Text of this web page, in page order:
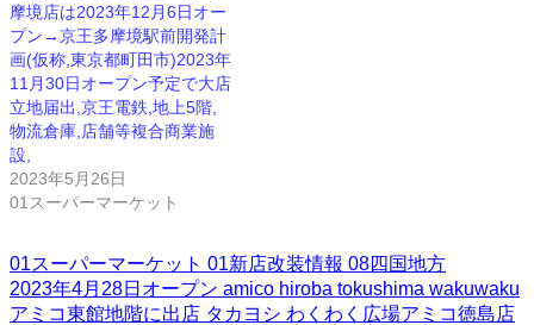
摩境店は2023年12月6日オー
プン→京王多摩境駅前開発計
画(仮称,東京都町田市)2023年
11月30日オープン予定で大店
立地届出,京王電鉄,地上5階,
物流倉庫,店舗等複合商業施
設,
2023年5月26日
01スーパーマーケット
01スーパーマーケット 01新店改装情報 08四国地方
2023年4月28日オープン amico hiroba tokushima wakuwaku
アミコ東館地階に出店 タカヨシ わくわく広場アミコ徳島店